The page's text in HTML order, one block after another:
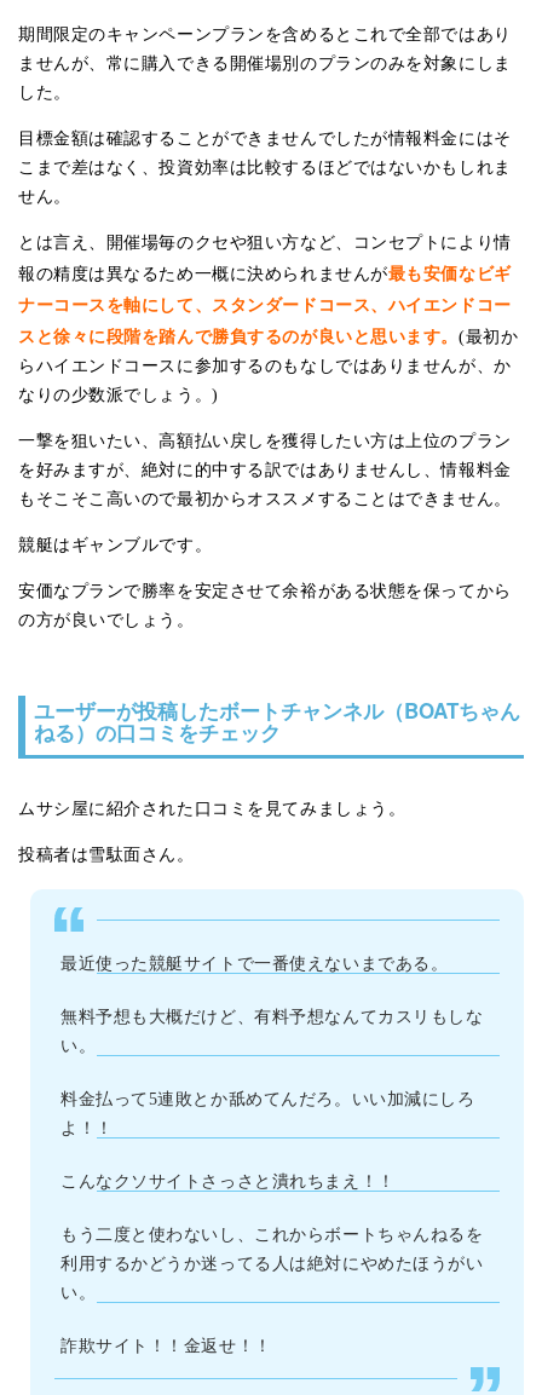
期間限定のキャンペーンプランを含めるとこれで全部ではあり
ませんが、常に購入できる開催場別のプランのみを対象にしま
した。
目標金額は確認することができませんでしたが情報料金にはそ
こまで差はなく、投資効率は比較するほどではないかもしれま
せん。
とは言え、開催場毎のクセや狙い方など、コンセプトにより情
報の精度は異なるため一概に決められませんが最も安価なビギ
ナーコースを軸にして、スタンダードコース、ハイエンドコー
スと徐々に段階を踏んで勝負するのが良いと思います。
(最初か
らハイエンドコースに参加するのもなしではありませんが、か
なりの少数派でしょう。)
一撃を狙いたい、高額払い戻しを獲得したい方は上位のプラン
を好みますが、絶対に的中する訳ではありませんし、情報料金
もそこそこ高いので最初からオススメすることはできません。
競艇はギャンブルです。
安価なプランで勝率を安定させて余裕がある状態を保ってから
の方が良いでしょう。
ユーザーが投稿したボートチャンネル（BOATちゃん
ねる）の口コミをチェック
ムサシ屋に紹介された口コミを見てみましょう。
投稿者は雪駄面さん。
最近使った競艇サイトで一番使えないまである。
無料予想も大概だけど、有料予想なんてカスリもしな
い。
料金払って5連敗とか舐めてんだろ。いい加減にしろ
よ！！
こんなクソサイトさっさと潰れちまえ！！
もう二度と使わないし、これからボートちゃんねるを
利用するかどうか迷ってる人は絶対にやめたほうがい
い。
詐欺サイト！！金返せ！！